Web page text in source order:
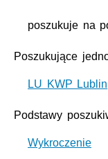
poszukuje na
Poszukujące
LU KWP Lublin
Podstawy
Wykroczenie